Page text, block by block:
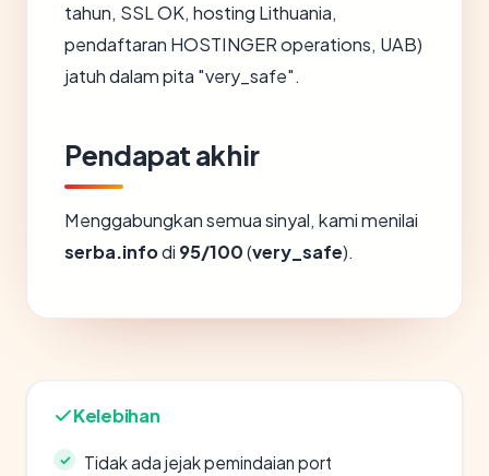
tahun, SSL OK, hosting Lithuania,
pendaftaran HOSTINGER operations, UAB)
jatuh dalam pita "very_safe".
Pendapat akhir
Menggabungkan semua sinyal, kami menilai
serba.infodi 95/100(very_safe).
Kelebihan
Tidak ada jejak pemindaian port